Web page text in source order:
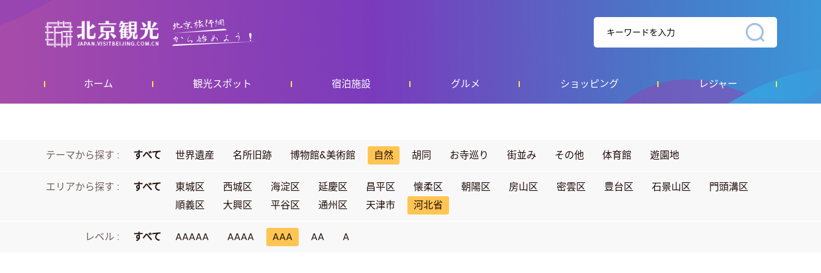
ホーム 観光スポット 宿泊施設 グルメ ショッピング レジャー
テーマから探す : すべて 世界遺産 名所旧跡 博物館&美術館 自然 胡同 お寺巡り 街並み その他 体育館 遊園地
エリアから探す : すべて 東城区 西城区 海淀区 延慶区 昌平区 懐柔区 朝陽区 房山区 密雲区 豊台区 石景山区
門頭溝区
順義区
大興区 平谷区 通州区 天津市 河北省
レベル : すべて AAAAA AAAA AAA AA A